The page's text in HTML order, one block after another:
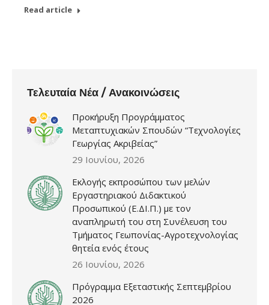
Read article
Τελευταία Νέα / Ανακοινώσεις
Προκήρυξη Προγράμματος
Μεταπτυχιακών Σπουδών “Τεχνολογίες
Γεωργίας Ακριβείας”
29 Ιουνίου, 2026
Εκλογής εκπροσώπου των μελών
Εργαστηριακού Διδακτικού
Προσωπικού (Ε.ΔΙ.Π.) με τον
αναπληρωτή του στη Συνέλευση του
Τμήματος Γεωπονίας-Αγροτεχνολογίας
θητεία ενός έτους
26 Ιουνίου, 2026
Πρόγραμμα Εξεταστικής Σεπτεμβρίου
2026